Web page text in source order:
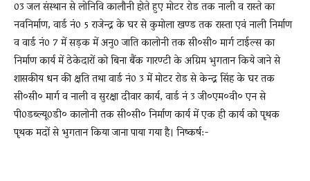
03 जल संस्थान से लोनिवि कालौनी होते हुए मोटर रोड तक नाली व रास्ते का
नवनिर्माण, वार्ड नं0 5 राजेन्द्र के घर से कुमोला खण्ड तक रास्ता एवं नाली निर्माण
व वार्ड नं0 7 में सड़क में अनु0 जाति कालोनी तक सी०सी० मार्ग टाईल्स का
निर्माण कार्य में ठेकेदारों को बिना बैंक गारण्टी के अग्रिम भुगतान किये जाने से
शासकीय धन की क्षति तथा वार्ड नं0 3 में मोटर रोड से केन्द्र सिंह के घर तक
सी०सी० मार्ग व नाली व सुरक्षा दीवार कार्य, वार्ड नं 3 जी०एम०वी० एन से
पी0डब्ल्यू0डी० कालोनी तक सी०सी० निर्माण कार्य में एक ही कार्य को पृथक
पृथक मदों से भुगतान किया जाना पाया गया है। निष्कर्ष:-